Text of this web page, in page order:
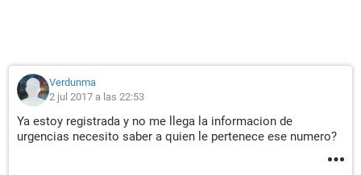
Verdunma
2 jul 2017 a las 22:53
Ya estoy registrada y no me llega la informacion de
urgencias necesito saber a quien le pertenece ese numero?